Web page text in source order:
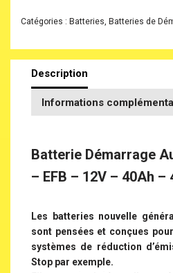
Catégories : Batteries, Batteries de
Description
Informations
Batterie Démarrage
– EFB – 12V – 40Ah –
Les batteries nouvelle
sont pensées et conçues
systèmes de réduction
Stop par exemple.